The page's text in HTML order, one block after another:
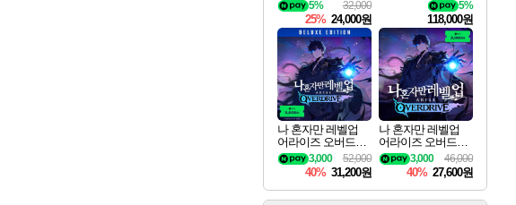
32,000
5%
25% 24,000원
EL Tokon Fighting S
ouls Ultimate Edition
Pre-Purchase
5%
118,000원
나 혼자만 레벨업
어라이즈 오버드라
이브 디럭스 에디션
Solo Leveling Arise
Overdrive Deluxe Edi
tion
52,000
3,000
40% 31,200원
나 혼자만 레벨업
어라이즈 오버드라
이브 Solo Leveling A
rise
46,000
3,000
40% 27,600원